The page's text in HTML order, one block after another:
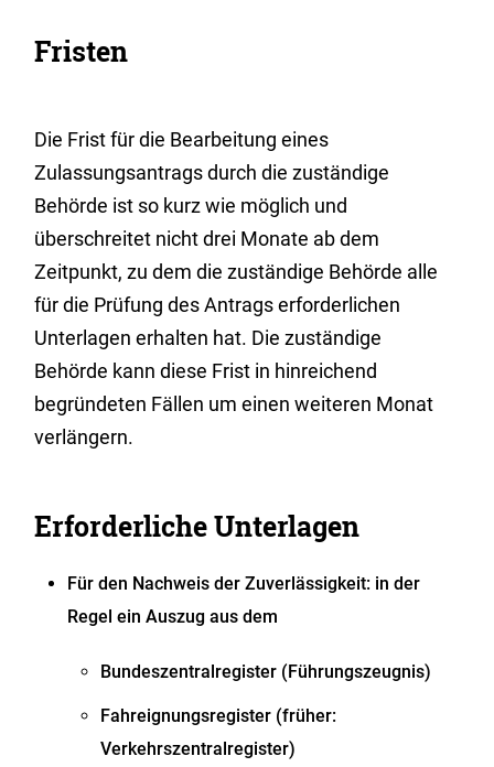
Fristen
Die Frist für die Bearbeitung eines
Zulassungsantrags durch die zuständige
Behörde ist so kurz wie möglich und
überschreitet nicht drei Monate ab dem
Zeitpunkt, zu dem die zuständige Behörde alle
für die Prüfung des Antrags erforderlichen
Unterlagen erhalten hat. Die zuständige
Behörde kann diese Frist in hinreichend
begründeten Fällen um einen weiteren Monat
verlängern.
Erforderliche Unterlagen
Für den Nachweis der Zuverlässigkeit: in der
Regel ein Auszug aus dem
Bundeszentralregister (Führungszeugnis)
Fahreignungsregister (früher:
Verkehrszentralregister)